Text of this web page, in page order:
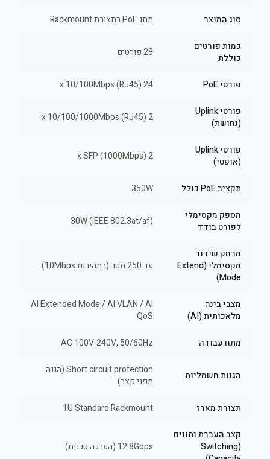
סוג המוצר מתג PoE בתצורת Rackmount
כמות פורטים
כוללת
28 פורטים
פורטי PoE 24 x 10/100Mbps (RJ45)
פורטי Uplink
(נחושת)
2 x 10/100/1000Mbps (RJ45)
פורטי Uplink
(אופטי)
2 x SFP (1000Mbps)
תקציב PoE כולל 350W
הספק מקסימלי
לפורט בודד
30W (IEEE 802.3at/af)
מרחק שידור
מקסימלי (Extend
Mode)
עד 250 מטר (במהירות 10Mbps)
מצבי בינה
מלאכותית (AI)
AI Extended Mode / AI VLAN / AI
QoS
מתח עבודה AC 100V-240V, 50/60Hz
הגנות חשמליות
Short circuit protection (הגנה
מפני קצר)
תצורת מארז 1U Standard Rackmount
קצב העברת נתונים
(Switching
12.8Gbps (הערכה טכנית)